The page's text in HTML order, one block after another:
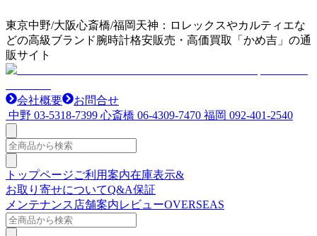
東京中野/大阪心斎橋/福岡天神：ロレックスやカルティエな
どの高級ブランド腕時計格安販売・高価買取「かめ吉」の通
販サイト
会社概要
お問合せ
中野 03-5318-7399 心斎橋 06-4309-7470 福岡 092-401-2540
トップページご利用案内在庫表示&
お取り寄せについてQ&A保証
メンテナンス 店舗案内レビューOVERSEAS